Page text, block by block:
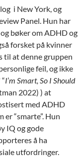
i New York, og
Panel. Hun har
bøker om ADHD og
forsket på kvinner
til at denne gruppen
feil, og ikke
“I’m Smart, So I Should
2022) ) at
med ADHD
“smarte”. Hun
IQ og gode
å ha
utfordringer.